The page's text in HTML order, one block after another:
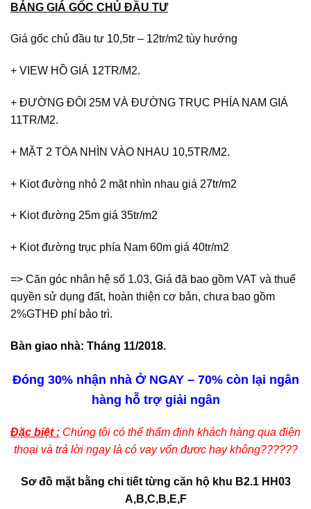
BẢNG GIÁ GỐC CHỦ ĐẦU TƯ
Giá gốc chủ đầu tư 10,5tr – 12tr/m2 tùy hướng
+ VIEW HỒ GIÁ 12TR/M2.
+ ĐƯỜNG ĐÔI 25M VÀ ĐƯỜNG TRỤC PHÍA NAM GIÁ
11TR/M2.
+ MẶT 2 TÒA NHÌN VÀO NHAU 10,5TR/M2.
+ Kiot đường nhỏ 2 mặt nhìn nhau giá 27tr/m2
+ Kiot đường 25m giá 35tr/m2
+ Kiot đường trục phía Nam 60m giá 40tr/m2
=> Căn góc nhân hệ số 1.03, Giá đã bao gồm VAT và thuế
quyền sử dụng đất, hoàn thiện cơ bản, chưa bao gồm
2%GTHĐ phí bảo trì.
Bàn giao nhà: Tháng 11/2018.
Đóng 30% nhận nhà Ở NGAY – 70% còn lại ngân
hàng hỗ trợ giải ngân
Đặc biệt : Chúng tôi có thể thẩm định khách hàng qua điện
thoại và trả lời ngay là có vay vốn đươc hay không??????
Sơ đồ mặt bằng chi tiết từng căn hộ khu B2.1 HH03
A,B,C,B,E,F